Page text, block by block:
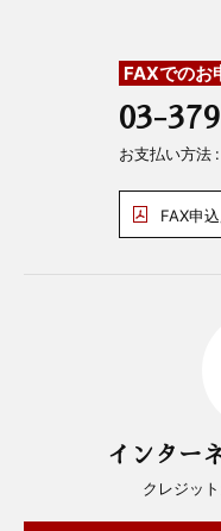
FAXでのお
03-
お支払い方法
FAX申
インター
クレジッ